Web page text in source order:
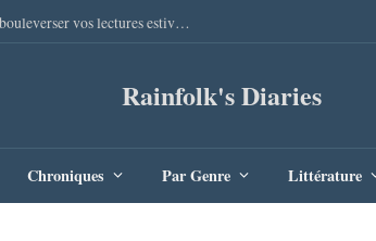
Sang Remords d’Audrey Degal : Le polar occitan qui va bouleverser vos lectures estivales
Rainfolk's Diaries
Chroniques Par Genre Littérature